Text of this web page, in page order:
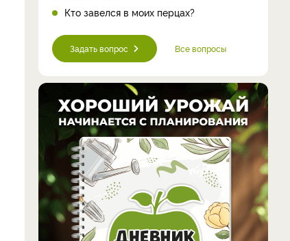
Кто завелся в моих перцах?
Задать вопрос Все вопросы